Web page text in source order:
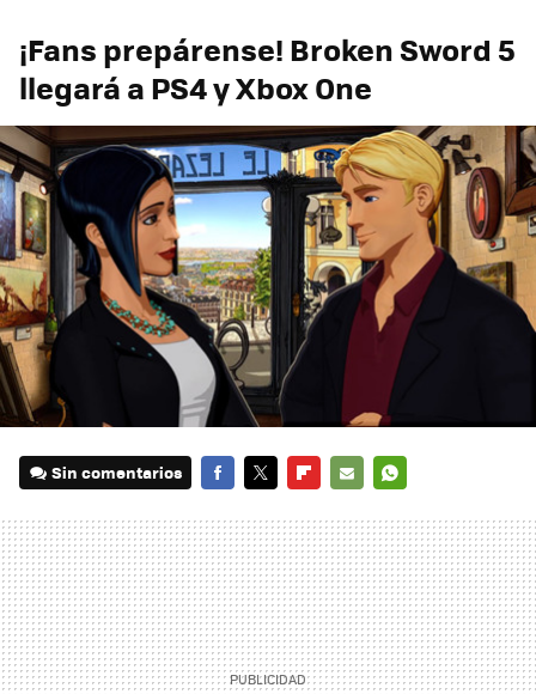
¡Fans prepárense! Broken Sword 5
llegará a PS4 y Xbox One
Sin comentarios
MAIL